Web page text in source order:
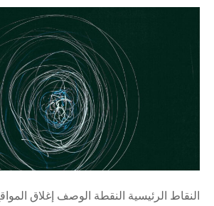
النقاط الرئيسية النقطة الوصف إغلاق